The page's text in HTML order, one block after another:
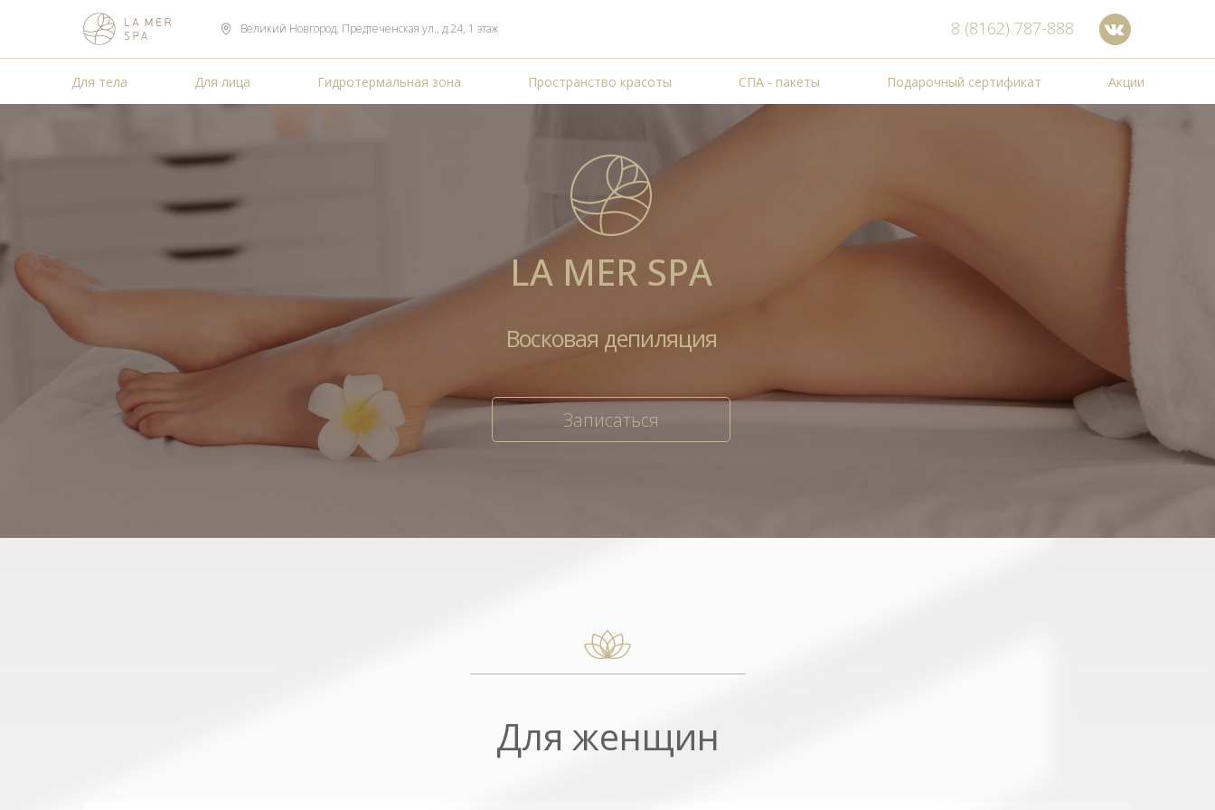
Великий Новгород, Предтеченская ул., д.24, 1 этаж 8 (8162) 787-888
Для тела Для лица Гидротермальная зона Пространство красоты СПА - пакеты Подарочный сертификат Акции
Записаться
LA MER SPA
Восковая депиляция
Для женщин